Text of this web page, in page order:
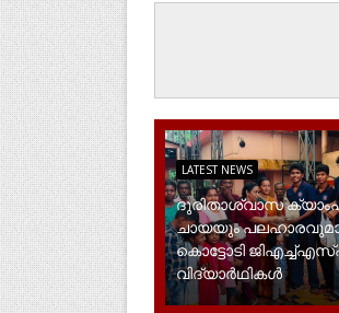
LATEST NEWS
ദുരിതാശ്വാസ
ചായയും
കൊട്ടോടി
വിദ്യാർഥികൾ